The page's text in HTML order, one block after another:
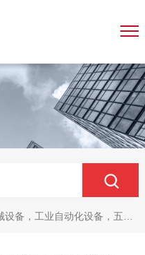
设备，五金产品，电线电缆，金属材料，电子